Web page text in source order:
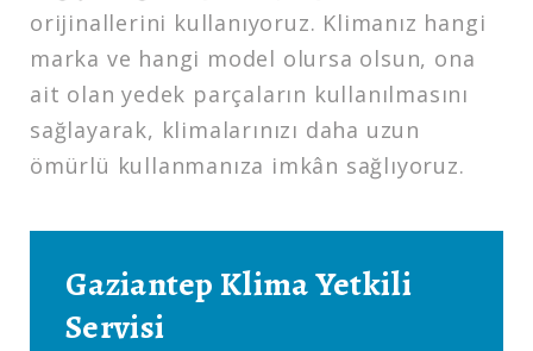
orijinallerini kullanıyoruz. Klimanız hangi
marka ve hangi model olursa olsun, ona
ait olan yedek parçaların kullanılmasını
sağlayarak, klimalarınızı daha uzun
ömürlü kullanmanıza imkân sağlıyoruz.
Gaziantep Klima Yetkili
Servisi